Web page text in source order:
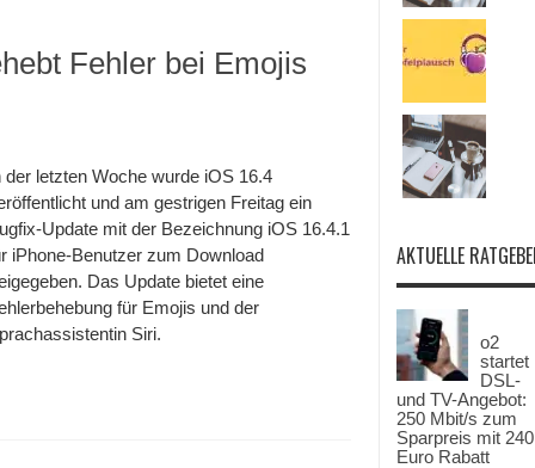
Fehler bei Emojis
der letzten Woche wurde iOS 16.4
und am gestrigen Freitag ein
Update mit der Bezeichnung iOS 16.4.1
iPhone-Benutzer zum Download
Das Update bietet eine
für Emojis und der
Siri.
AKTUELLE
o2
startet
DSL-
und TV-Angebot:
250 Mbit/s zum
Sparpreis mit 240
Euro Rabatt